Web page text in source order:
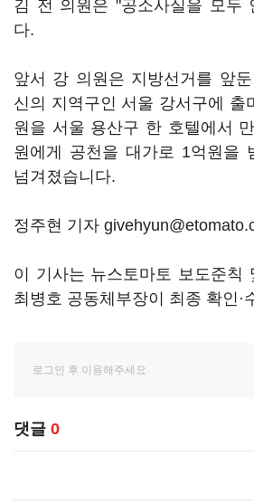
김 전 의원은 "공소사실을 모두
다.
앞서 강 의원은 지방선거를 앞
신의 지역구인 서울 강서구에 출
원을 서울 용산구 한 호텔에서
원에게 공천을 대가로 1억원을
넘겨졌습니다.
정주현 기자
이 기사는 뉴스토마토 보도준칙
최병호 공동체부장이 최종 확인·
댓글 0